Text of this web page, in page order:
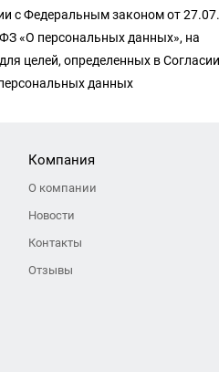
с Федеральным законом от
«О персональных данных», на
целей, определенных в
данных
Компания
О компании
Новости
Контакты
Отзывы